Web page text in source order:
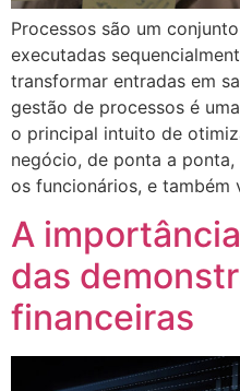
Processos são um
executadas
transformar entradas em
gestão de processos é
o principal intuito de
negócio, de ponta a
os funcionários, e
A
das
financeiras